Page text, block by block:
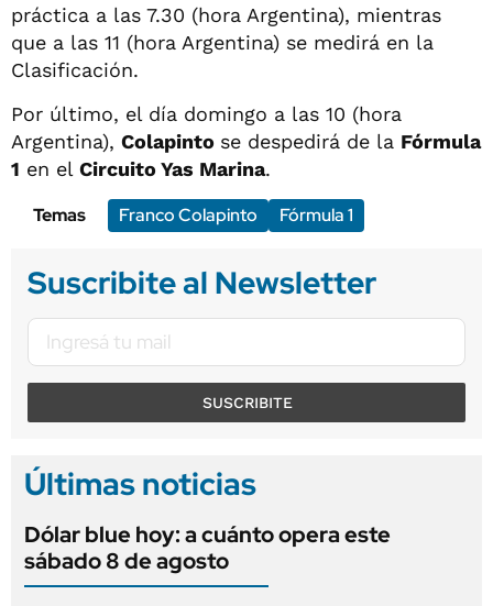
práctica a las 7.30 (hora Argentina), mientras
que a las 11 (hora Argentina) se medirá en la
Clasificación.
Por último, el día domingo a las 10 (hora
Argentina), Colapinto se despedirá de la Fórmula
1 en el Circuito Yas Marina.
Temas
Franco Colapinto Fórmula 1
Suscribite al Newsletter
SUSCRIBITE
Últimas noticias
Dólar blue hoy: a cuánto opera este
sábado 8 de agosto